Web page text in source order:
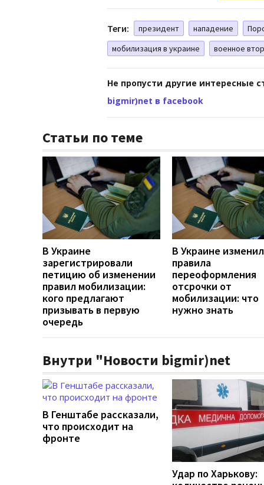
Теги: президент нападение
мобилизация в украине
военное
Не пропусти другие интересные
bigmir)net в facebook
Статьи по теме
В Украине
зарегистрировали
петицию об изменении
правил мобилизации:
кого предлагают
призывать в первую
очередь
В Украине
правила
переоформления
отсрочки от
мобилизации: что
нужно знать
Внутри "Новости bigmir)net
В Генштабе рассказали,
что происходит на
фронте
Удар по Харькову: